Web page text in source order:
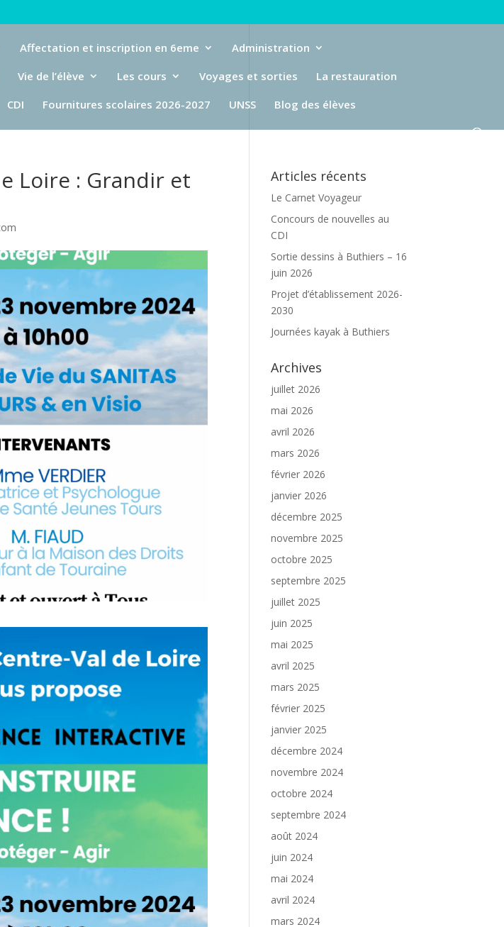
Affectation et inscription en 6eme
Administration
Vie de l’élève Les cours Voyages et sorties
La restauration
CDI Fournitures scolaires 2026-2027 UNSS Blog des élèves
Loire : Grandir et Articles récents
Le Carnet Voyageur
Concours de nouvelles au
CDI
Sortie dessins à Buthiers – 16
juin 2026
Projet d’établissement 2026-
2030
Journées kayak à Buthiers
Archives
juillet 2026
mai 2026
avril 2026
mars 2026
février 2026
janvier 2026
décembre 2025
novembre 2025
octobre 2025
septembre 2025
juillet 2025
juin 2025
mai 2025
avril 2025
mars 2025
février 2025
janvier 2025
décembre 2024
novembre 2024
octobre 2024
septembre 2024
août 2024
juin 2024
mai 2024
avril 2024
mars 2024